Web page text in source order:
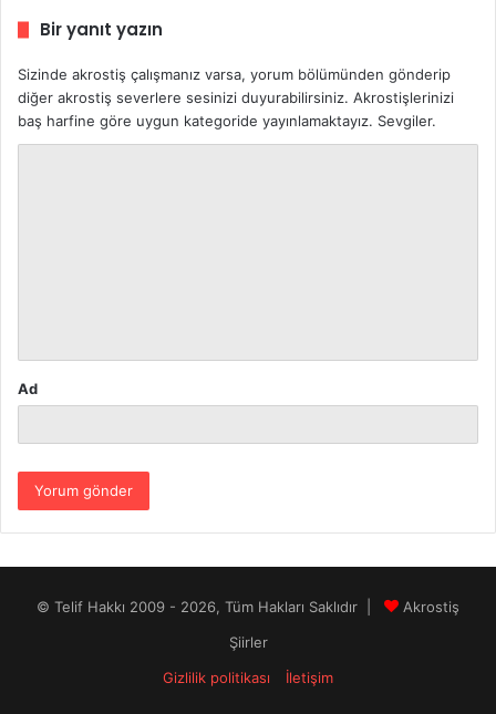
Bir yanıt yazın
Sizinde akrostiş çalışmanız varsa, yorum bölümünden gönderip
diğer akrostiş severlere sesinizi duyurabilirsiniz. Akrostişlerinizi
baş harfine göre uygun kategoride yayınlamaktayız. Sevgiler.
Ad
© Telif Hakkı 2009 - 2026, Tüm Hakları Saklıdır |
Akrostiş
Şiirler
Gizlilik politikası
İletişim